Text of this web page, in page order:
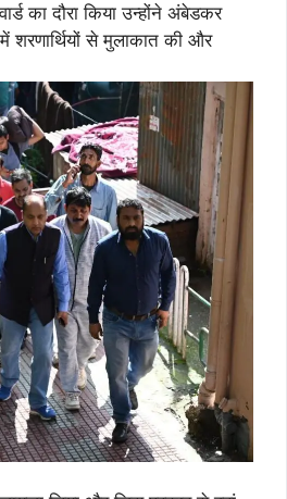
का दौरा किया उन्होंने अंबेडकर
से मुलाकात की और